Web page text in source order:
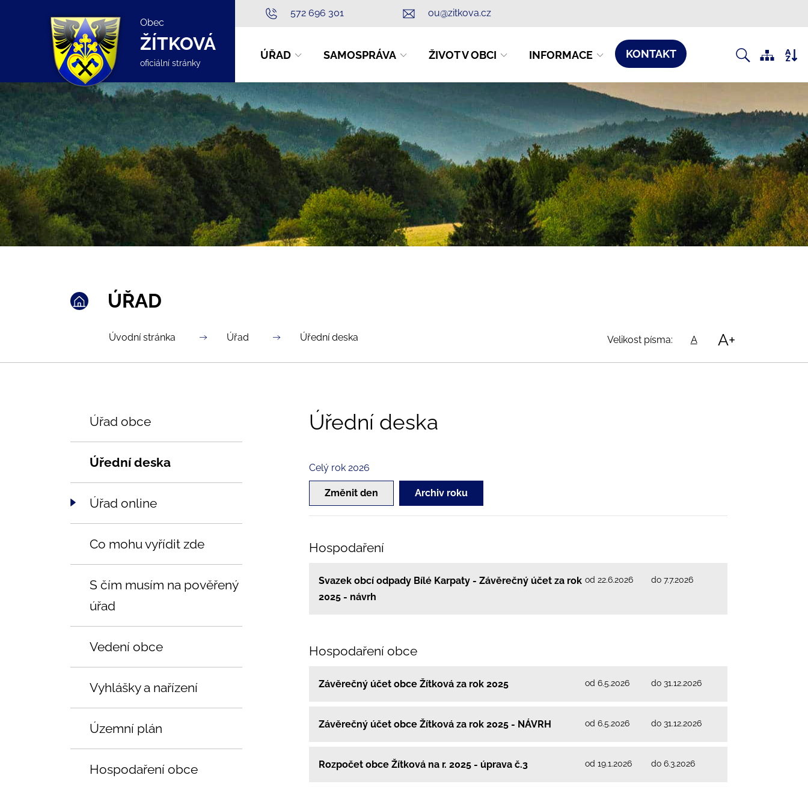
Obec
ŽÍTKOVÁ
oficiální stránky
572 696 301 ou@zitkova.cz
ÚŘAD SAMOSPRÁVA ŽIVOT V OBCI INFORMACE KONTAKT
ÚŘAD
Úvodní stránka Úřad Úřední deska Velikost písma: A A+
Úřední deska
Celý rok 2026
Změnit den Archiv roku
Hospodaření
Svazek obcí odpady Bílé Karpaty - Závěrečný účet za rok
2025 - návrh
od 22.6.2026 do 7.7.2026
Hospodaření obce
Závěrečný účet obce Žítková za rok 2025 od 6.5.2026 do 31.12.2026
Závěrečný účet obce Žítková za rok 2025 - NÁVRH od 6.5.2026 do 31.12.2026
Rozpočet obce Žítková na r. 2025 - úprava č.3 od 19.1.2026 do 6.3.2026
Úřad obce
Úřední deska
Úřad online
Co mohu vyřídit zde
S čím musím na pověřený
úřad
Vedení obce
Vyhlášky a nařízení
Územní plán
Hospodaření obce